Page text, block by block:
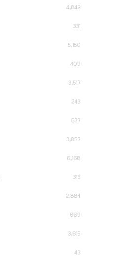
4,842
331
5,150
409
3,517
243
537
3,853
6,168
313
2,884
669
3,615
43